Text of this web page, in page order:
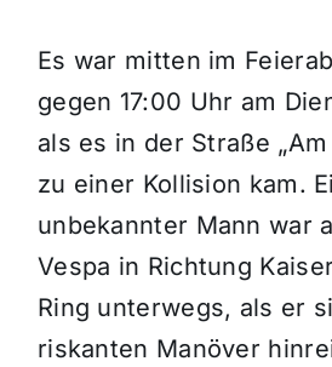
Es war mitten im
gegen 17:00 Uhr am
als es in der Straße „Am
zu einer Kollision kam.
unbekannter Mann war
Vespa in Richtung
Ring unterwegs, als er
riskanten Manöver